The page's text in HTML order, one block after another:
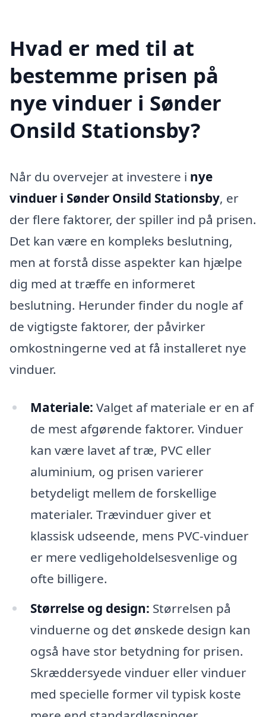
Hvad er med til at
bestemme prisen på
nye vinduer i Sønder
Onsild Stationsby?
Når du overvejer at investere i nye
vinduer i Sønder Onsild Stationsby, er
der flere faktorer, der spiller ind på prisen.
Det kan være en kompleks beslutning,
men at forstå disse aspekter kan hjælpe
dig med at træffe en informeret
beslutning. Herunder finder du nogle af
de vigtigste faktorer, der påvirker
omkostningerne ved at få installeret nye
vinduer.
Materiale: Valget af materiale er en af
de mest afgørende faktorer. Vinduer
kan være lavet af træ, PVC eller
aluminium, og prisen varierer
betydeligt mellem de forskellige
materialer. Trævinduer giver et
klassisk udseende, mens PVC-vinduer
er mere vedligeholdelsesvenlige og
ofte billigere.
Størrelse og design: Størrelsen på
vinduerne og det ønskede design kan
også have stor betydning for prisen.
Skræddersyede vinduer eller vinduer
med specielle former vil typisk koste